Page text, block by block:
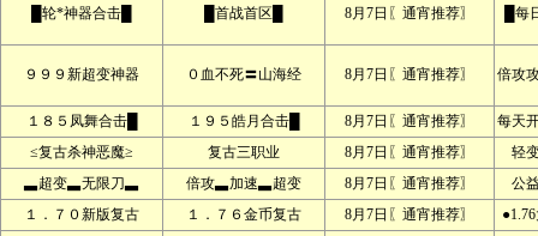
█轮*神器合击█ █首战首区█ 8月7日〖通宵推荐〗 █每
９９９新超变神器 ０血不死〓山海经 8月7日〖通宵推荐〗 倍攻
１８５凤舞合击█ １９５皓月合击█ 8月7日〖通宵推荐〗
每天
≤复古杀神恶魔≥
复古三职业 8月7日〖通宵推荐〗
轻
▃超变▃无限刀▃
倍攻▃加速▃超变 8月7日〖通宵推荐〗
公
１．７０新版复古
１．７６金币复古 8月7日〖通宵推荐〗